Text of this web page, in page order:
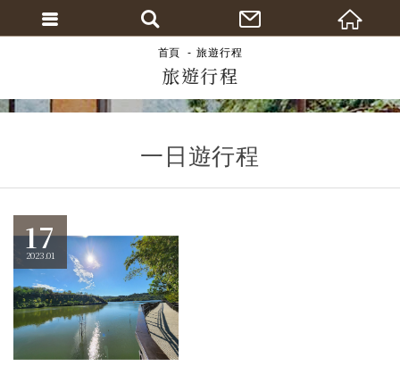
首頁 旅遊行程
旅遊行程
一日遊行程
17
2023.01